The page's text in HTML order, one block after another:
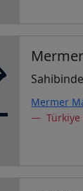
Mermer